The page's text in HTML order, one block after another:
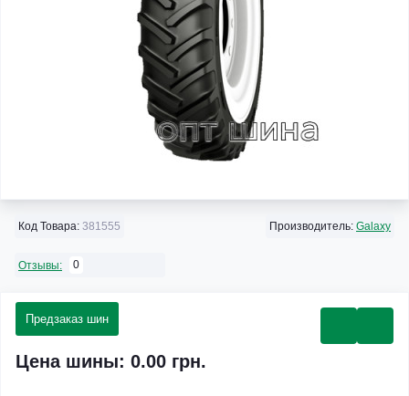
Код Товара: 381555 Производитель: Galaxy
Отзывы: 0
Предзаказ шин
Цена шины: 0.00 грн.